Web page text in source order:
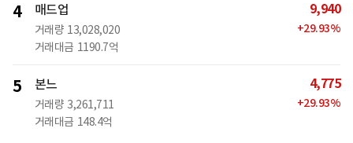
4 매드업
거래량 13,028,020
거래대금 1190.7억
9,940
+29.93%
5 본느
거래량 3,261,711
거래대금 148.4억
4,775
+29.93%